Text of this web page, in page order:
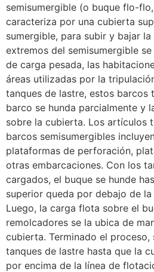
semisumergible (o buque flo-
caracteriza por una cubierta
sumergible, para subir y bajar
extremos del semisumergible
de carga pesada, las
áreas utilizadas por la
tanques de lastre, estos barcos
barco se hunda parcialmente y
sobre la cubierta. Los artículos
barcos semisumergibles
plataformas de perforación,
otras embarcaciones. Con los
cargados, el buque se hunde
superior queda por debajo de
Luego, la carga flota sobre el
remolcadores se la ubica de
cubierta. Terminado el proceso,
tanques de lastre hasta que la
por encima de la línea de